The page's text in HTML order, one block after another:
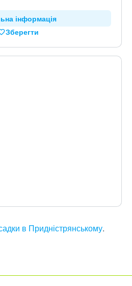
інформація
Зберегти
в Придністрянському.